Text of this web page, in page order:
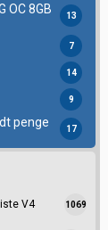
OC 8GB
13
7
14
9
penge
17
V4 1069